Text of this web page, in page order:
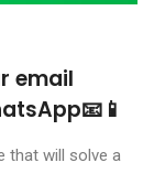
email
that will solve a